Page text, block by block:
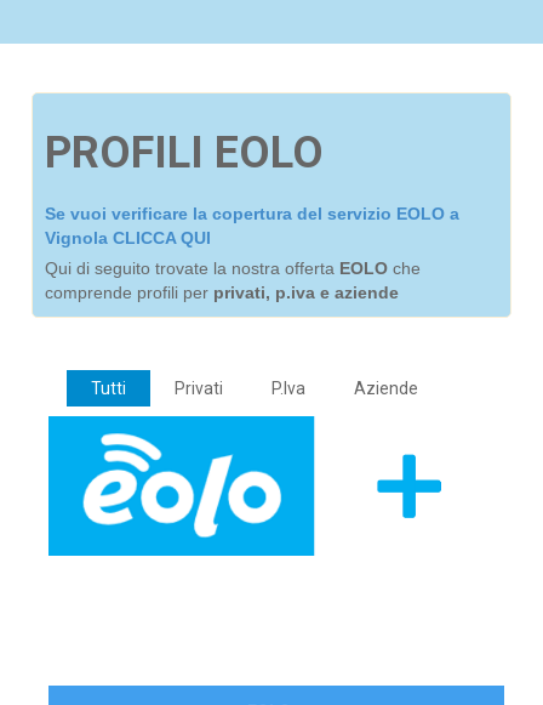
PROFILI EOLO
Se vuoi verificare la copertura del servizio EOLO a
Vignola CLICCA QUI
Qui di seguito trovate la nostra offerta EOLO che
comprende profili per privati, p.iva e aziende
Tutti Privati P.Iva Aziende